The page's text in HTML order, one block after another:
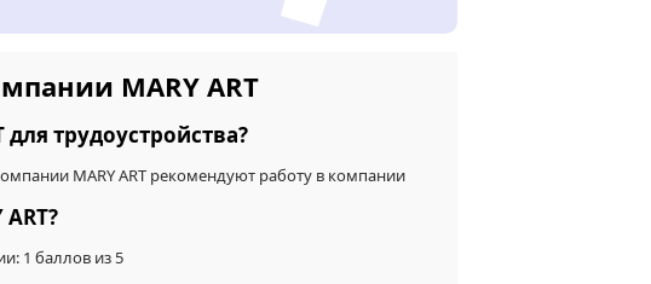
MARY ART
трудоустройства?
MARY ART рекомендуют работу в компании
1 баллов из 5